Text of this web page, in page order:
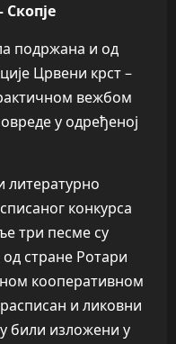
e
подржана и од
Црвени крст –
вежбом
у одређеној
литературно
конкурса
три песме су
стране Ротари
кооперативном
и ликовни
били изложени у